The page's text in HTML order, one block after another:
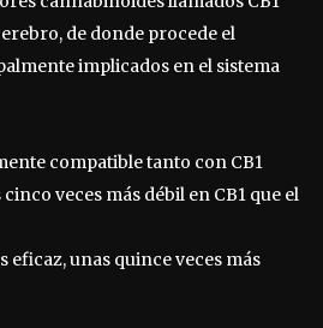
de donde procede el
implicados en el sistema
compatible tanto con CB1
veces más débil en CB1 que el
eficaz, unas quince veces más